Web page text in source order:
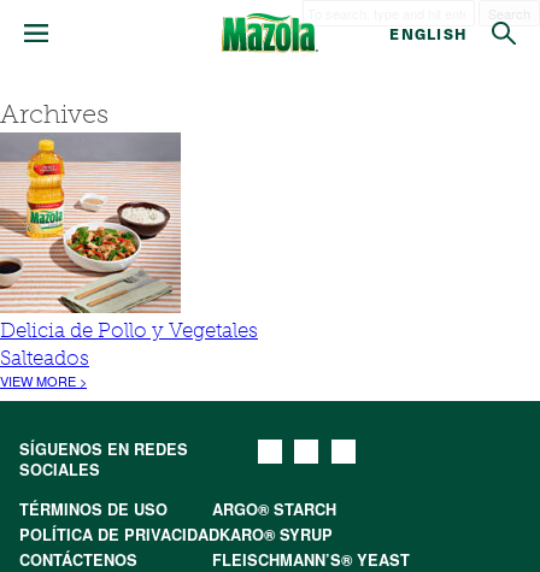
ENGLISH
Archives
Delicia de Pollo y Vegetales
Salteados
VIEW MORE >
SÍGUENOS EN REDES
SOCIALES
TÉRMINOS DE USO
ARGO® STARCH
POLÍTICA DE PRIVACIDADKARO® SYRUP
CONTÁCTENOS
FLEISCHMANN’S® YEAST